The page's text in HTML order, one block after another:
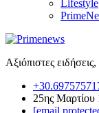
Lifestyle
Αξιόπιστες
25ης
[email